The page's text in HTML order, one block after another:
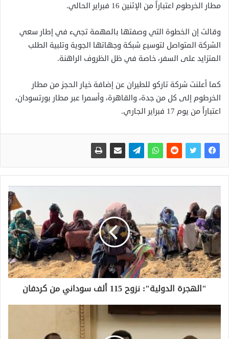
مطار الخرطوم اعتباراً من الإثنين 16 فبراير الحالي.
وقالت إن الخطوة التي وصفتها بالمهمة تجيء في إطار سعي
الشركة المتواصل لتوسيع شبكة وجهاتها الجوية وتلبية الطلب
المتزايد على السفر، خاصة في ظل الظروف الراهنة.
كما أعلنت شركة تاركو للطيران عن إضافة خيار الحجز من مطار
الخرطوم إلى كل من جدة، والقاهرة، وأسمرا عبر مطار بورتسودان،
اعتباراً من يوم 17 فبراير الجاري.
"الهجرة الدولية": نزوح 115 ألف سوداني من كردفان